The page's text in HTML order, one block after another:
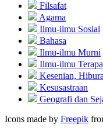
Filsafat
Agama
Ilmu-ilmu Sosial
Bahasa
Ilmu-ilmu Murni
Ilmu-ilmu
Kesenian,
Kesusastraan
Geografi dan
Icons made by Freepik